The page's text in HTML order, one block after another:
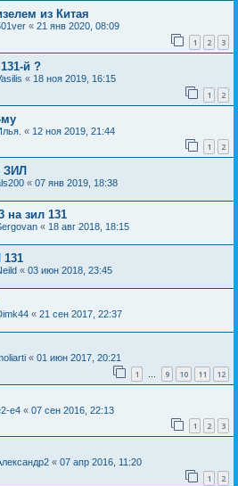
из Китая
« 21 янв 2020, 08:09
1 2 3
й ?
« 18 ноя 2019, 16:15
1 2
му
« 12 ноя 2019, 21:44
1 2
ЗИЛ
« 07 янв 2019, 18:38
на зил 131
« 18 авг 2018, 18:15
131
« 03 июн 2018, 23:45
« 21 сен 2017, 22:37
« 01 июн 2017, 20:21
1 … 9 10 11 12
e4 « 07 сен 2016, 22:13
1 2 3
« 07 апр 2016, 11:20
1 2